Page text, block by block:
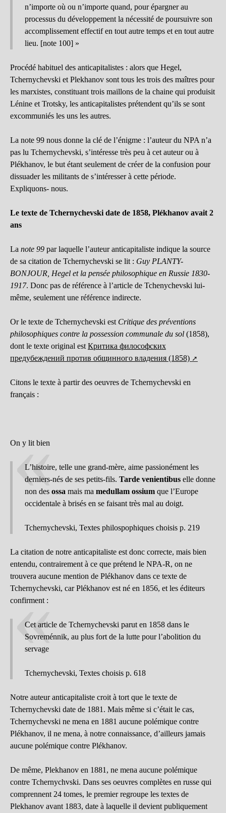
n’importe où ou n’importe quand, pour épargner au
processus du développement la nécessité de poursuivre son
accomplissement effectif en tout autre temps et en tout autre
lieu. [note 100] »
Procédé habituel des anticapitalistes : alors que Hegel,
Tchernychevski et Plekhanov sont tous les trois des maîtres pour
les marxistes, constituant trois maillons de la chaine qui produisit
Lénine et Trotsky, les anticapitalistes prétendent qu’ils se sont
excommuniés les uns les autres.
La note 99 nous donne la clé de l’énigme : l’auteur du NPA n’a
pas lu Tchernychevski, s’intéresse très peu à cet auteur ou à
Plékhanov, le but étant seulement de créer de la confusion pour
dissuader les militants de s’intéresser à cette période.
Expliquons- nous.
Le texte de Tchernychevski date de 1858, Plékhanov avait 2
ans
La note 99 par laquelle l’auteur anticapitaliste indique la source
de sa citation de Tchernychevski se lit : Guy PLANTY-
BONJOUR, Hegel et la pensée philosophique en Russie 1830-
1917. Donc pas de référence à l’article de Tchenychevski lui-
même, seulement une référence indirecte.
Or le texte de Tchernychevski est Critique des préventions
philosophiques contre la possession communale du sol (1858),
dont le texte original est Критика философских
предубеждений против общинного владения (1858)
Citons le texte à partir des oeuvres de Tchernychevski en
français :
On y lit bien
L’histoire, telle une grand-mère, aime passionément les
derniers-nés de ses petits-fils. Tarde venientibus elle donne
non des ossa mais ma medullam ossium que l’Europe
occidentale à brisés en se faisant très mal au doigt.
Tchernychevski, Textes philospophiques choisis p. 219
La citation de notre anticapitaliste est donc correcte, mais bien
entendu, contrairement à ce que prétend le NPA-R, on ne
trouvera aucune mention de Plékhanov dans ce texte de
Tchernychevski, car Plékhanov est né en 1856, et les éditeurs
confirment :
Cet article de Tchernychevski parut en 1858 dans le
Sovreménnik, au plus fort de la lutte pour l’abolition du
servage
Tchernychevski, Textes choisis p. 618
Notre auteur anticapitaliste croit à tort que le texte de
Tchernychevski date de 1881. Mais même si c’était le cas,
Tchernychevski ne mena en 1881 aucune polémique contre
Plékhanov, il ne mena, à notre connaissance, d’ailleurs jamais
aucune polémique contre Plékhanov.
De même, Plekhanov en 1881, ne mena aucune polémique
contre Tchernychvski. Dans ses oeuvres complètes en russe qui
comprennent 24 tomes, le premier regroupe les textes de
Plekhanov avant 1883, date à laquelle il devient publiquement